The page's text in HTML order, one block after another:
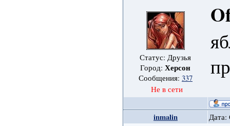
Статус: Друзья
Город:Херсон
Сообщения: 337
Не в сети
inmalin Дата: